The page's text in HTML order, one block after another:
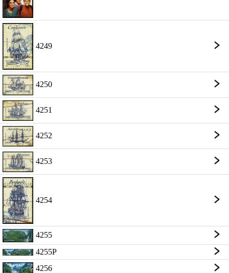
4249
4250
4251
4252
4253
4254
4255
4255P
4256